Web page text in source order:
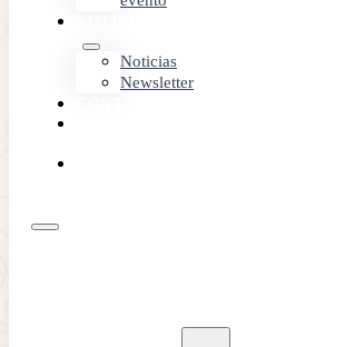
Noticias
Newsletter